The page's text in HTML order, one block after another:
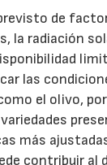
de
la radiación
las
el olivo,
más
contribuir al